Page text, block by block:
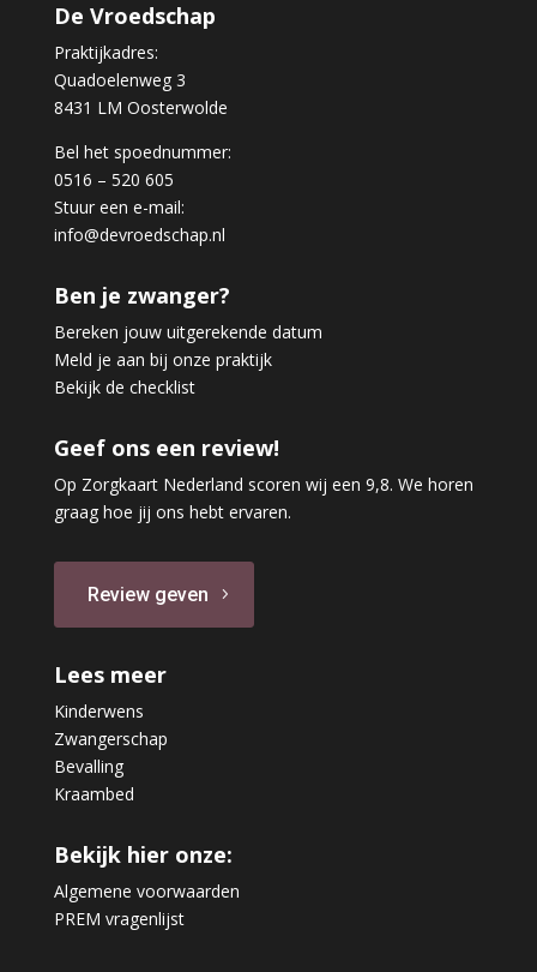
De Vroedschap
Praktijkadres:
Quadoelenweg 3
8431 LM Oosterwolde
Bel het spoednummer:
0516 – 520 605
Stuur een e-mail:
info@devroedschap.nl
Ben je zwanger?
Bereken jouw uitgerekende datum
Meld je aan bij onze praktijk
Bekijk de checklist
Geef ons een review!
Op Zorgkaart Nederland scoren wij een 9,8. We horen
graag hoe jij ons hebt ervaren.
Review geven
Lees meer
Kinderwens
Zwangerschap
Bevalling
Kraambed
Bekijk hier onze:
Algemene voorwaarden
PREM vragenlijst